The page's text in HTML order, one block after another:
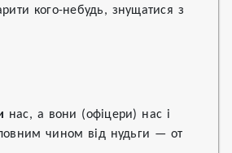
кого-небудь, знущатися з
нас, а вони (офіцери) нас і
чином від нудьги — от